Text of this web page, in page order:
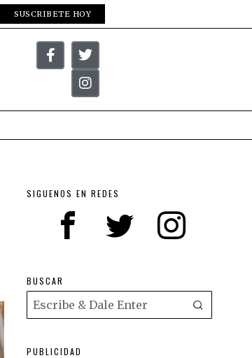
SUSCRIBETE HOY
SIGUENOS EN REDES
BUSCAR
PUBLICIDAD